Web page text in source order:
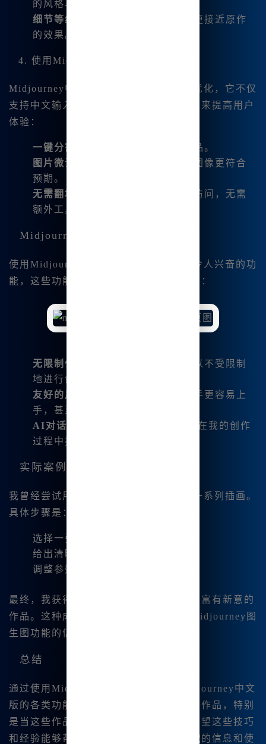
的风格与原图的相似程度。
细节等级
- 增加细节水平，以获得更接近原作
的效果。
4. 使用Midjourney中文版的独特功能
Midjourney中文版针对国内用户进行了优化，它不仅
支持中文输入，还提供了一些增强的功能来提高用户
体验：
一键分割图片
- 可轻松生成多张作品。
图片微调
- 可以进行局部重绘，使图像更符合
预期。
无需翻墙
- 用户可在任何时候轻松访问，无需
额外工具。
Midjourney中文版的综合优势
使用Midjourney中文版，我发现了许多令人兴奋的功
能，这些功能使我能够更有效地创造作品：
无限制使用
- 作为国内用户，我可以不受限制
地进行创作，这给了我更多的自由。
友好的用户界面
- 中英文界面让新手更容易上
手，甚至不需要复杂的命令。
AI对话功能
- 具备内置的AI助手，在我的创作
过程中提供即时建议和灵感。
实际案例分享
我曾经尝试用Midjourney中文绘画创建一系列插画。
具体步骤是：
选择一张插图作为原图。
给出清晰的描述和风格要求。
调整参数进行微调。
最终，我获得了一张既保留了原图特色又富有新意的
作品。这种成功的案例无疑增强了我对Midjourney图
生图功能的信心。
总结
通过使用Midjourney图生图和结合Midjourney中文
版的各类功能，我能够创造出更高质量的作品，特别
是当这些作品与原图有一定相似度时。希望这些技巧
和经验能够帮助到其他创作者。更详细的信息和使